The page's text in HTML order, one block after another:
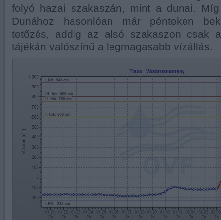
folyó hazai szakaszán, mint a dunai.
Dunához hasonlóan már pénteken
tetőzés, addig az alsó szakaszon csak
tájékán valószínű a legmagasabb vízállás.